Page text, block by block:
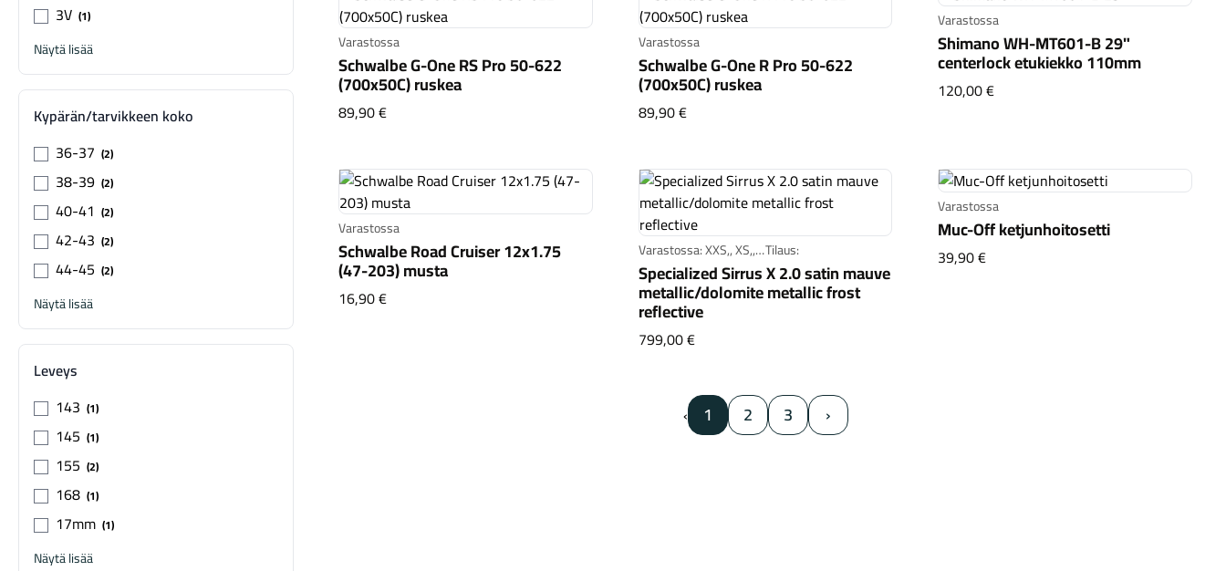
3V 1
Näytä lisää
Kypärän/tarvikkeen koko
36-37 2
38-39 2
40-41 2
42-43 2
44-45 2
Näytä lisää
Leveys
143 1
145 1
155 2
168 1
17mm 1
Näytä lisää
Varastossa
Schwalbe G-One RS Pro 50-622
(700x50C) ruskea
89,90 €Schwalbe G-One RS Pro 50-622 (700x50C) ruskea
Varastossa
Schwalbe G-One R Pro 50-622
(700x50C) ruskea
89,90 €Schwalbe G-One R Pro 50-622 (700x50C) ruskea
Varastossa
Shimano WH-MT601-B 29"
centerlock etukiekko 110mm
120,00 €Shimano WH-MT601-B 29"
Varastossa
Schwalbe Road Cruiser 12x1.75
(47-203) musta
16,90 €Schwalbe Road Cruiser 12x1.75 (47-203) musta
Varastossa: XXS,, XS,,
S,
Tilaus:
Specialized Sirrus X 2.0 satin mauve
metallic/dolomite metallic frost
reflective
799,00 €Specialized Sirrus X 2.0 satin mauve metallic/dolomite metallic frost reflective
Varastossa
Muc-Off ketjunhoitosetti
39,90 €Muc-Off ketjunhoitosetti
‹ 1 2 3 ›